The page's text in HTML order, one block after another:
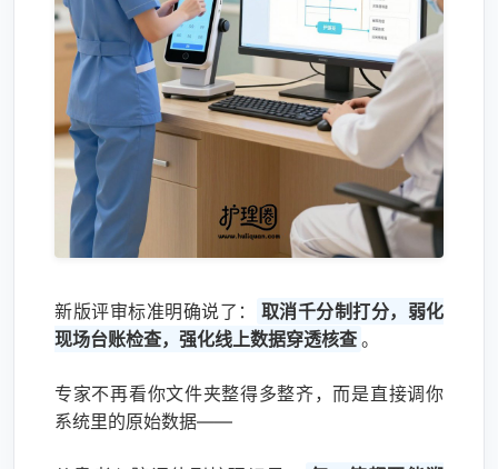
新版评审标准明确说了：
取消千分制打分，弱化
现场台账检查，强化线上数据穿透核查 。
专家不再看你文件夹整得多整齐，而是直接调你
系统里的原始数据——